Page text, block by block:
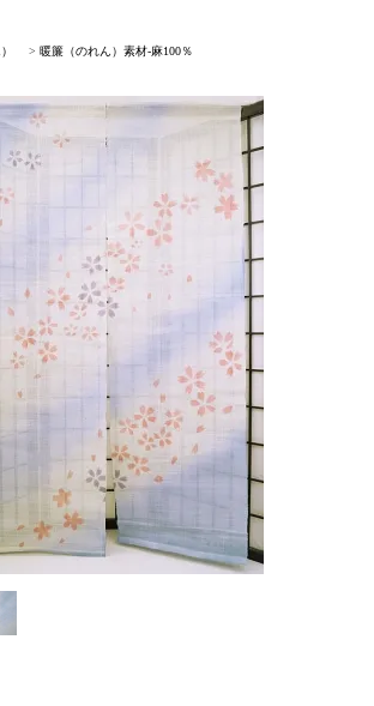
> 暖簾（のれん）素材-麻100％